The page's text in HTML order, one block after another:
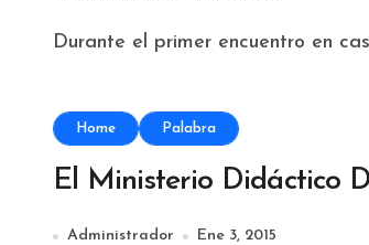
Durante el primer encuentro en
Home Palabra
El Ministerio Didáctico
Administrador Ene 3, 2015